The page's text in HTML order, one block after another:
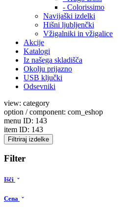
- Colorissimo
Navijaški izdelki
Hišni ljubljenčki
Vžigalniki in vžigalice
Akcije
Katalogi
Iz našega skladišča
Okolju prijazno
USB ključki
Odsevniki
view: category
option / component: com_eshop
menu ID: 143
item ID: 143
Filtriraj izdelke
Filter
Išči
Cena